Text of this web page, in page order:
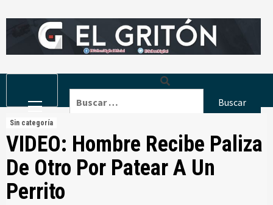
to
Menu
Sin categoría
VIDEO: Hombre Recibe Paliza
De Otro Por Patear A Un
Perrito